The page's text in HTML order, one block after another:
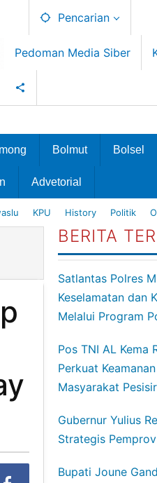
Pencarian
Pedoman Media Siber
Bolmut Bolsel
Advetorial
KPU History Politik
BERITA
Satlantas Polres
Keselamatan dan
Melalui Program
Pos TNI AL Kema
Perkuat
Masyarakat Pesisir
Gubernur Yulius
Strategis
Bupati Joune